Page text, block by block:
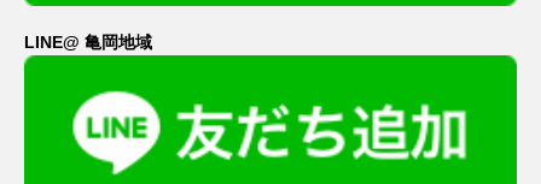
LINE@ 亀岡地域